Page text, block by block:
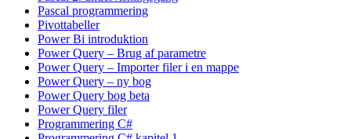
Pascal programmering
Pivottabeller
Power Bi introduktion
Power Query – Brug af parametre
Power Query – Importer filer i en mappe
Power Query – ny bog
Power Query bog beta
Power Query filer
Programmering C#